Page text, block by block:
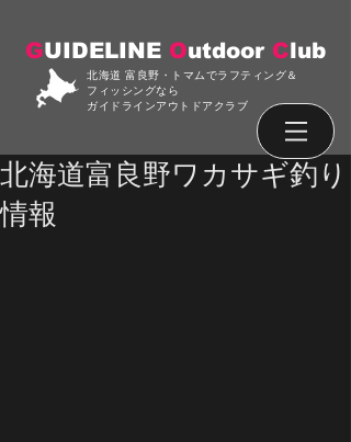
GUIDELINE Outdoor Club
北海道 富良野・トマムでラフティング＆
フィッシングなら
ガイドラインアウトドアクラブ
北海道富良野ワカサギ釣り
情報